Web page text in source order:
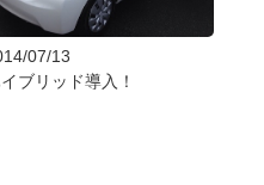
07/13
ブリッド導入！